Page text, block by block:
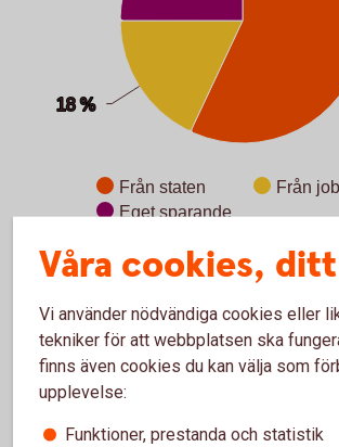
18 %
18 %
Från staten
Från
Eget sparande
End of interactive chart.
Vad grundas din
Pensionen grundas på de inkomster du
Våra cookies,
Vi använder nödvändiga cookies eller
tekniker för att webbplatsen ska
finns även cookies du kan välja som
upplevelse:
Funktioner, prestanda och statistik